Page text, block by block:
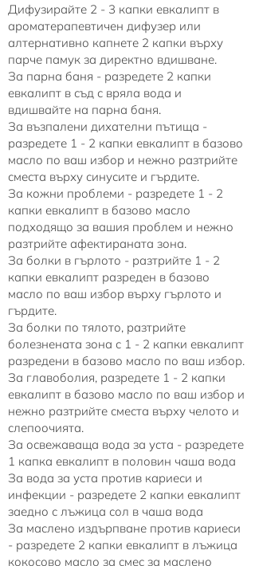
Дифузирайте 2 - 3 капки евкалипт в
ароматерапевтичен дифузер или
алтернативно капнете 2 капки върху
парче памук за директно вдишване.
За парна баня - разредете 2 капки
евкалипт в съд с вряла вода и
вдишвайте на парна баня.
За възпалени дихателни пътища -
разредете 1 - 2 капки евкалипт в базово
масло по ваш избор и нежно разтрийте
сместа върху синусите и гърдите.
За кожни проблеми - разредете 1 - 2
капки евкалипт в базово масло
подходящо за вашия проблем и нежно
разтрийте афектираната зона.
За болки в гърлото - разтрийте 1 - 2
капки евкалипт разреден в базово
масло по ваш избор върху гърлото и
гърдите.
За болки по тялото, разтрийте
болезнената зона с 1 - 2 капки евкалипт
разредени в базово масло по ваш избор.
За главоболия, разредете 1 - 2 капки
евкалипт в базово масло по ваш избор и
нежно разтрийте сместа върху челото и
слепоочията.
За освежаваща вода за уста - разредете
1 капка евкалипт в половин чаша вода
За вода за уста против кариеси и
инфекции - разредете 2 капки евкалипт
заедно с лъжица сол в чаша вода
За маслено издърпване против кариеси
- разредете 2 капки евкалипт в лъжица
кокосово масло за смес за маслено